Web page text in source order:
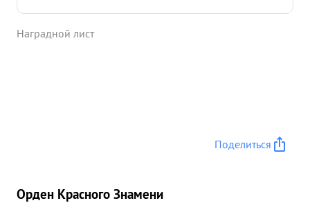
Наградной лист
Поделиться
Орден Красного Знамени